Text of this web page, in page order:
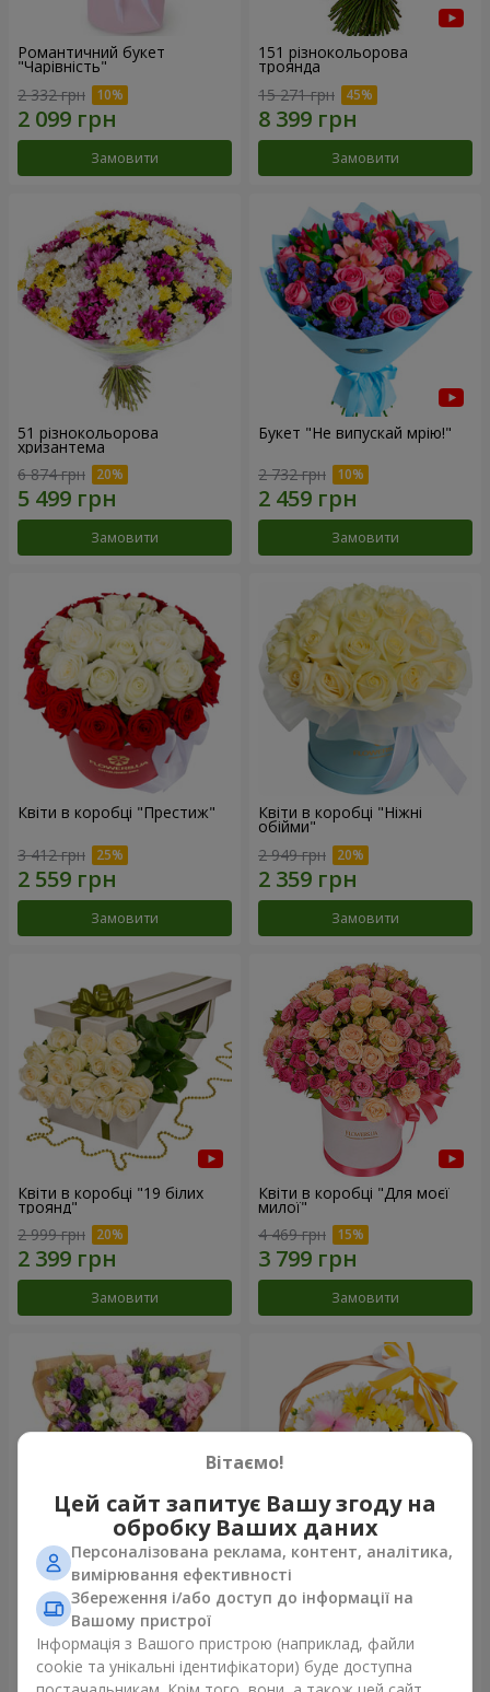
Романтичний букет
"Чарівність"
2 332 грн
Замовити
151 різнокольорова
троянда
15 271 грн
Замовити
51 різнокольорова
хризантема
6 874 грн
Замовити
Букет "Не випускай мрію!"
2 732 грн
Замовити
Квіти в коробці "Престиж"
3 412 грн
Замовити
Квіти в коробці "Ніжні
обійми"
2 949 грн
Замовити
Квіти в коробці "19 білих
троянд"
2 999 грн
Замовити
Квіти в коробці "Для моєї
милої"
4 469 грн
Замовити
15 різнокольорових еустом
3 199 грн
Замовити
Кошик "Сонечко"
Замовити
Вітаємо!
Цей сайт запитує Вашу згоду на
обробку Ваших даних
Персоналізована реклама, контент, аналітика,
вимірювання ефективності
Збереження і/або доступ до інформації на
Вашому пристрої
Інформація з Вашого пристрою (наприклад, файли
cookie та унікальні ідентифікатори) буде доступна